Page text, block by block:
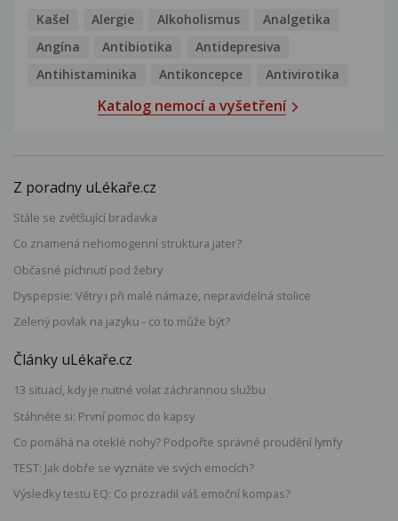
Kašel Alergie Alkoholismus
Analgetika
Angína
Antibiotika
Antidepresiva
Antihistaminika
Antikoncepce Antivirotika
Katalog nemocí a vyšetření
Z poradny uLékaře.cz
Stále se zvětšující bradavka
Co znamená nehomogenní struktura jater?
Občasné píchnutí pod žebry
Dyspepsie: Větry i při malé námaze, nepravidelná stolice
Zelený povlak na jazyku - co to může být?
Články uLékaře.cz
13 situací, kdy je nutné volat záchrannou službu
Stáhněte si: První pomoc do kapsy
Co pomáhá na oteklé nohy? Podpořte správné proudění lymfy
TEST: Jak dobře se vyznáte ve svých emocích?
Výsledky testu EQ: Co prozradil váš emoční kompas?